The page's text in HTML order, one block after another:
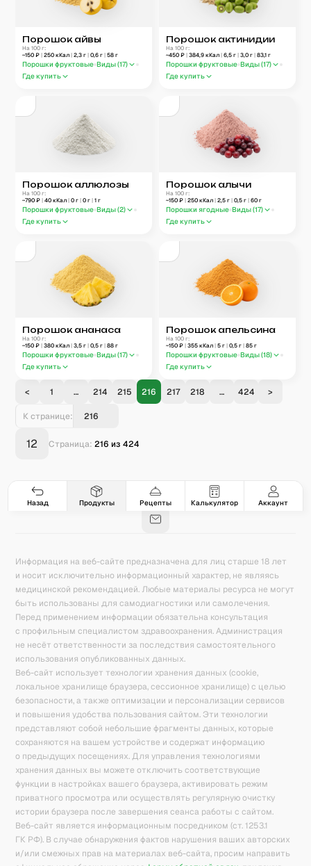
Порошок айвы
На 100 г:
~150 ₽| 250 кКал| 2,3 г| 0,6 г| 58 г
Порошки фруктовые Виды (17)
Где купить
Порошок актинидии
На 100 г:
~450 ₽ | 384,9 кКал | 6,5 г | 3,0 г | 83,1 г
Порошки фруктовые Виды (17)
Где купить
Порошок аллюлозы
На 100 г:
~790 ₽| 40 кКал| 0 г| 0 г| 1 г
Порошки фруктовые Виды (2)
Где купить
Порошок алычи
На 100 г:
~150 ₽ | 250 кКал | 2,5 г | 0,5 г | 60 г
Порошки ягодные Виды (17)
Где купить
Порошок ананаса
На 100 г:
~150 ₽| 380 кКал| 3,5 г| 0,5 г| 88 г
Порошки фруктовые Виды (17)
Где купить
Порошок апельсина
На 100 г:
~150 ₽ | 355 кКал | 5 г | 0,5 г | 85 г
Порошки фруктовые Виды (18)
Где купить
< 1 … 214 215 216 217 218 … 424 >
К странице:
Страница: 216 из424
12
Назад Продукты Рецепты Калькулятор Аккаунт
Гастро-сеты 8 Рецепты 171 Продукты 5078 42
База знаний Калькулятор калорий
Информация на веб-сайте предназначена для лиц старше 18 лет
и носит исключительно информационный характер, не являясь
медицинской рекомендацией. Любые материалы ресурса не могут
быть использованы для самодиагностики или самолечения.
Перед применением информации обязательна консультация
с профильным специалистом здравоохранения. Администрация
не несёт ответственности за последствия самостоятельного
использования опубликованных данных.
Веб-сайт использует технологии хранения данных (cookie,
локальное хранилище браузера, сессионное хранилище) с целью
безопасности, а также оптимизации и персонализации сервисов
и повышения удобства пользования сайтом. Эти технологии
представляют собой небольшие фрагменты данных, которые
сохраняются на вашем устройстве и содержат информацию
о предыдущих посещениях. Для управления технологиями
хранения данных вы можете отключить соответствующие
функции в настройках вашего браузера, активировать режим
приватного просмотра или осуществлять регулярную очистку
истории браузера после завершения сеанса работы с сайтом.
Веб-сайт является информационным посредником (ст. 1253.1
ГК РФ). В случае обнаружения фактов нарушения ваших авторских
и/или смежных прав на материалах веб-сайта, просим направить